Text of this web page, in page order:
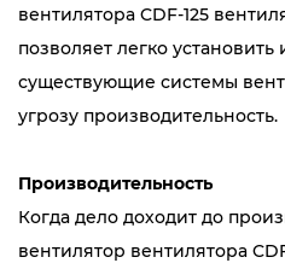
вентилятора CDF-125
позволяет легко
существующие системы
угрозу производительность.
Производительность
Когда дело доходит до
вентилятор вентилятора